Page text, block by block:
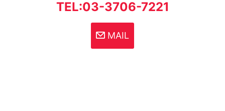
TEL:03-3706-7221
MAIL